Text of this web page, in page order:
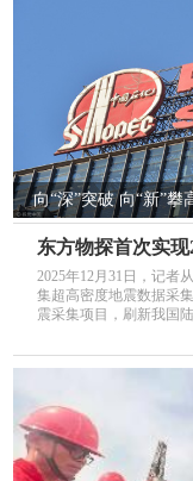
向“深”突破 向“新”
东方物探首次实
2025年12月31日，记者
集超高密度地震数据采
震采集项目，刷新我国